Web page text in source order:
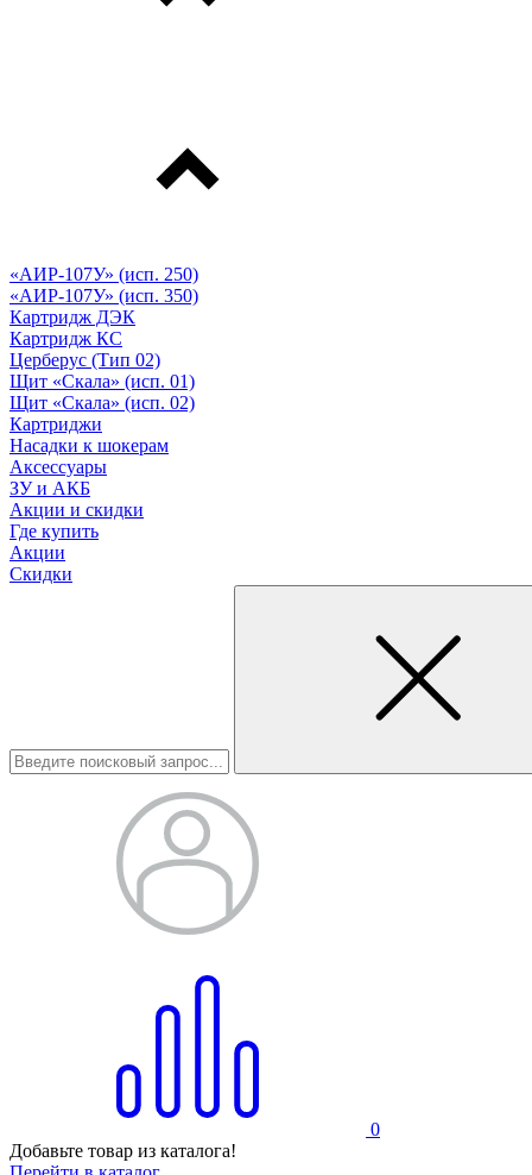
«АИР-107У» (исп. 250)
«АИР-107У» (исп. 350)
Картридж ДЭК
Картридж КС
Церберус (Тип 02)
Щит «Скала» (исп. 01)
Щит «Скала» (исп. 02)
Картриджи
Насадки к шокерам
Аксессуары
ЗУ и АКБ
Акции и скидки
Где купить
Акции
Скидки
0
Добавьте товар из каталога!